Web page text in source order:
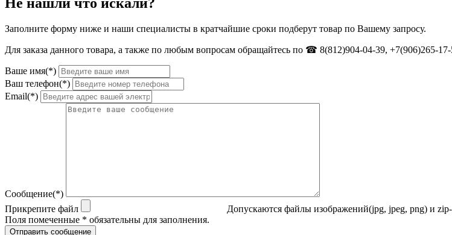
Заполните форму ниже и наши специалисты в кратчайшие сроки подберут товар по Вашему запросу.
Для заказа данного товара, а также по любым вопросам обращайтесь по ☎ 8(812)904-04-39, +7(906)265-
Ваше имя(*)
Ваш телефон(*)
Email(*)
Сообщение(*)
Прикрепите файл
Допускаются файлы изображений(jpg, jpeg, png) и
Поля помеченные * обязательны для заполнения.
Отправить сообщение